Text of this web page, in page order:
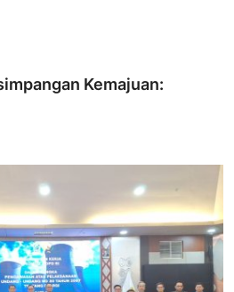
Kemajuan: